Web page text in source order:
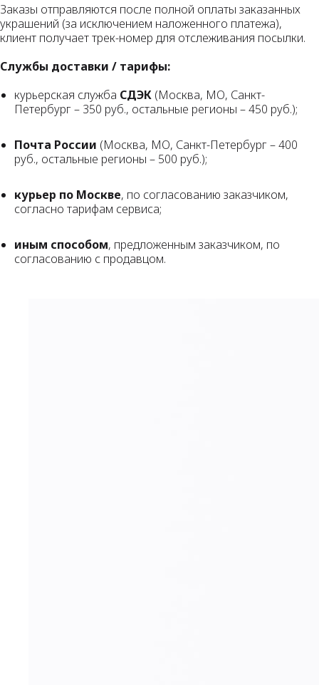
Заказы отправляются после полной оплаты заказанных
украшений (за исключением наложенного платежа),
клиент получает трек-номер для отслеживания посылки.
Службы доставки / тарифы:
курьерская служба СДЭК (Москва, МО, Санкт-
Петербург – 350 руб., остальные регионы – 450 руб.);
Почта России (Москва, МО, Санкт-Петербург – 400
руб., остальные регионы – 500 руб.);
курьер по Москве, по согласованию заказчиком,
согласно тарифам сервиса;
иным способом, предложенным заказчиком, по
согласованию с продавцом.